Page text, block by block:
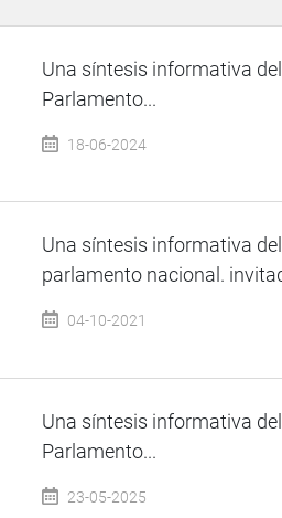
Una síntesis informativa
Parlamento...
18-06-2024
Una síntesis informativa
parlamento nacional.
04-10-2021
Una síntesis informativa
Parlamento...
23-05-2025